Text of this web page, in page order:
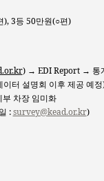
), 3등 50만원(○편)
) → EDI Report → 통
이터 설명회 이후 제공 예정
부 차장 임미화
:survey@kead.or.kr)